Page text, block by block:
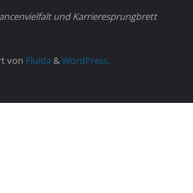
und Karrieresprungbrett
von Fluida &WordPress.